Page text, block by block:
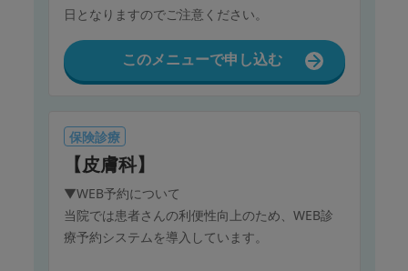
日となりますのでご注意ください。
このメニューで申し込む
保険診療
【皮膚科】
▼WEB予約について
当院では患者さんの利便性向上のため、WEB診
療予約システムを導入しています。